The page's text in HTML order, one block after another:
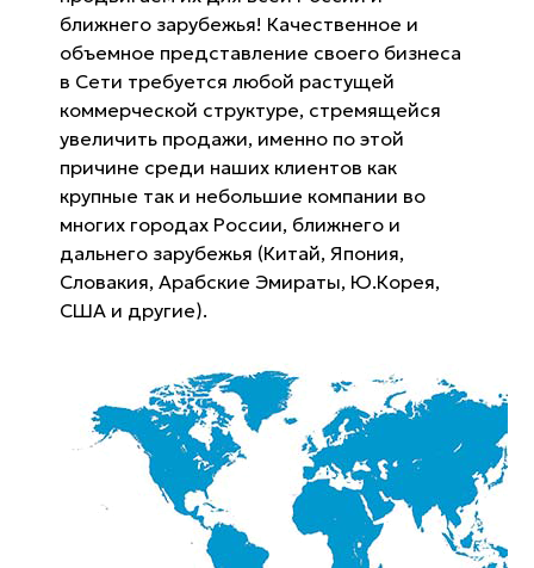
ближнего зарубежья! Качественное и
объемное представление своего бизнеса
в Сети требуется любой растущей
коммерческой структуре, стремящейся
увеличить продажи, именно по этой
причине среди наших клиентов как
крупные так и небольшие компании во
многих городах России, ближнего и
дальнего зарубежья (Китай, Япония,
Словакия, Арабские Эмираты, Ю.Корея,
США и другие).